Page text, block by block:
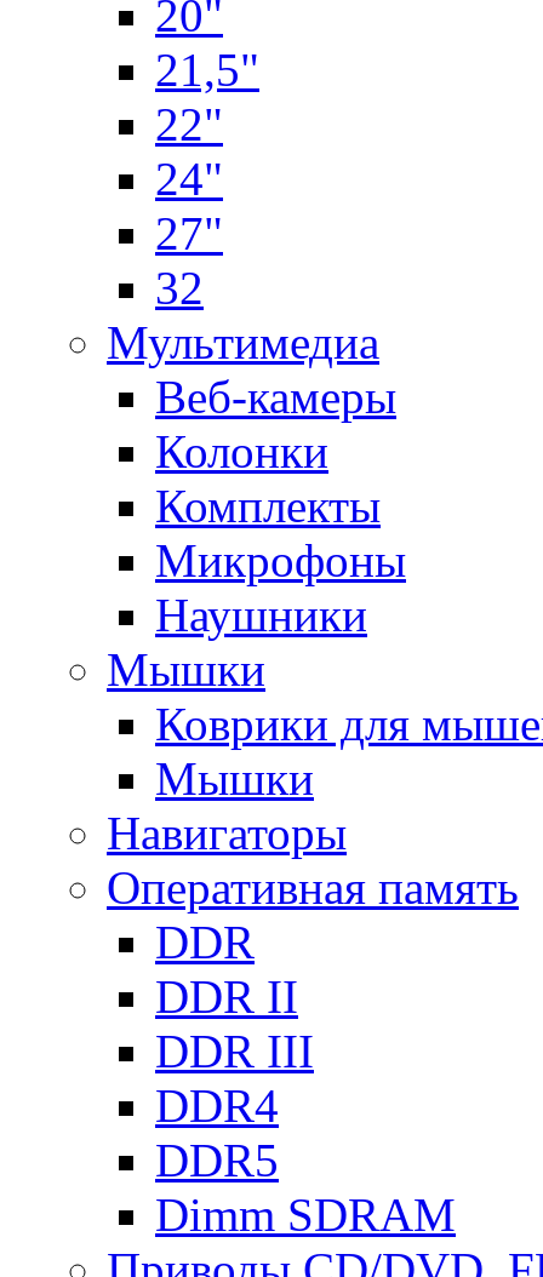
20"
21,5"
22"
24"
27"
32
Мультимедиа
Веб-камеры
Колонки
Комплекты
Микрофоны
Наушники
Мышки
Коврики для
Мышки
Навигаторы
Оперативная память
DDR
DDR II
DDR III
DDR4
DDR5
Dimm SDRAM